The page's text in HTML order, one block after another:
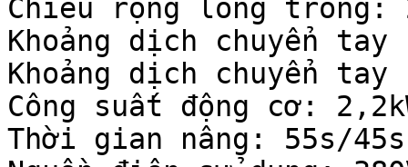
Chiều rộng lòng trong:
Khoảng dịch chuyển tay
Khoảng dịch chuyển tay
Công suất động cơ:
Thời gian nâng: 55s/45s